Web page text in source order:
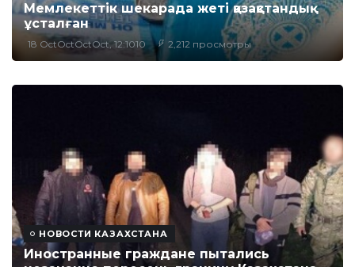
Мемлекеттік шекарада жеті қазақстандық
ұсталған
18 OctOctOctOct, 12:1010 2,212 просмотры
НОВОСТИ КАЗАХСТАНА
Иностранные граждане пытались